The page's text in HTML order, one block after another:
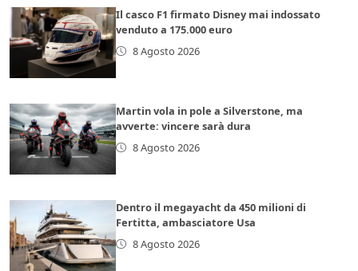
Il casco F1 firmato Disney mai indossato
venduto a 175.000 euro
8 Agosto 2026
Martin vola in pole a Silverstone, ma
avverte: vincere sarà dura
8 Agosto 2026
Dentro il megayacht da 450 milioni di
Fertitta, ambasciatore Usa
8 Agosto 2026